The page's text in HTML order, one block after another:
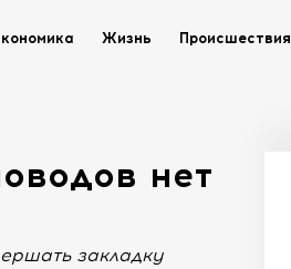
Жизнь Происшествия
нет
закладку